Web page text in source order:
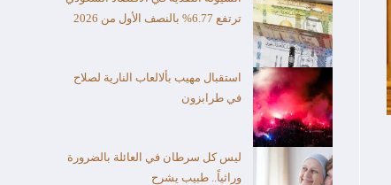
ترتفع 6.77% بالنصف الأول من 2026
استقبال مهيب بألالعاب النارية لصلاح
في طرابزون
ليس كل سرطان في العائلة بالضرورة
وراثياً.. طبيب يشرح